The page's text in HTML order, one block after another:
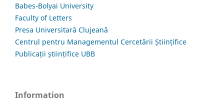
Babes-Bolyai University
Faculty of Letters
Presa Universitară Clujeană
Centrul pentru Managementul Cercetării Științifice
Publicații științifice UBB
Information